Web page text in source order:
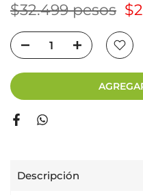
$32.499 pesos
Descripción